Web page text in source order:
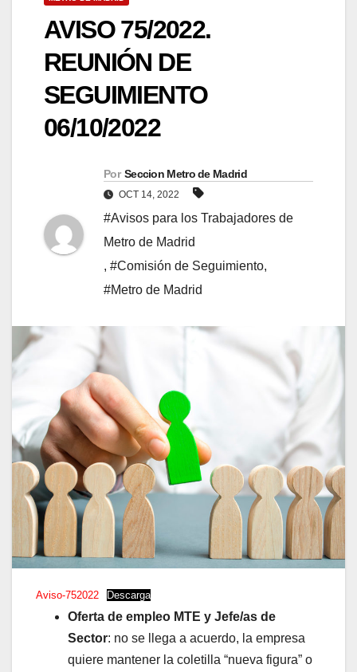
AVISO 75/2022.
REUNIÓN DE
SEGUIMIENTO
06/10/2022
Por Seccion Metro de Madrid
OCT 14, 2022
#Avisos para los Trabajadores de
Metro de Madrid
, #Comisión de Seguimiento,
#Metro de Madrid
Aviso-752022 Descarga
Oferta de empleo MTE y Jefe/as de
Sector: no se llega a acuerdo, la empresa
quiere mantener la coletilla “nueva figura” o